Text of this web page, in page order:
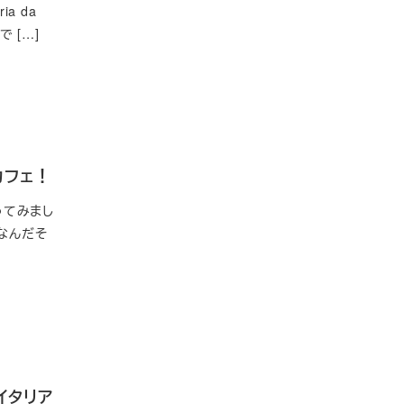
da
で […]
ェ！
みまし
んだそ
タリア